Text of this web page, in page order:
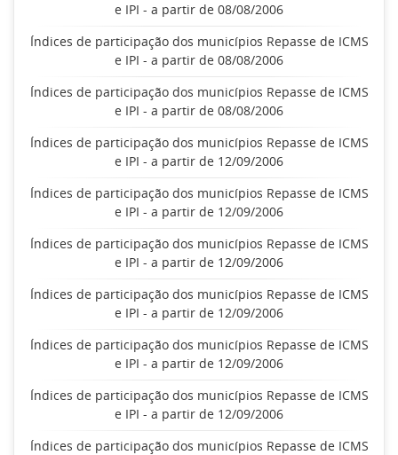
e IPI - a partir de 08/08/2006
Índices de participação dos municípios Repasse de ICMS
e IPI - a partir de 08/08/2006
Índices de participação dos municípios Repasse de ICMS
e IPI - a partir de 08/08/2006
Índices de participação dos municípios Repasse de ICMS
e IPI - a partir de 12/09/2006
Índices de participação dos municípios Repasse de ICMS
e IPI - a partir de 12/09/2006
Índices de participação dos municípios Repasse de ICMS
e IPI - a partir de 12/09/2006
Índices de participação dos municípios Repasse de ICMS
e IPI - a partir de 12/09/2006
Índices de participação dos municípios Repasse de ICMS
e IPI - a partir de 12/09/2006
Índices de participação dos municípios Repasse de ICMS
e IPI - a partir de 12/09/2006
Índices de participação dos municípios Repasse de ICMS